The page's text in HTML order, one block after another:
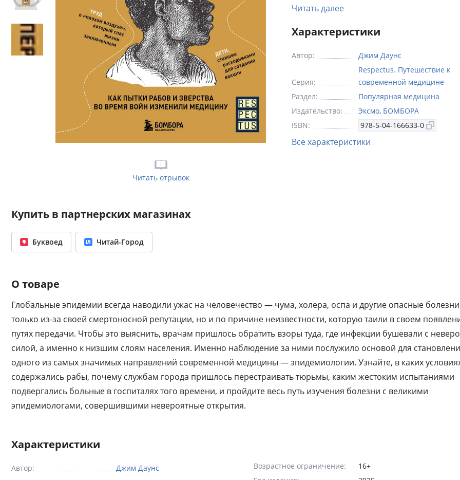
Читать отрывок
человечество — чума, холера, оспа и
смертоносной репутации, но и по
неизвестности, которую таили в своем
бушевали с невероятной силой, а
низшим слоям населения. Именно
ними послужило основой для
Читать далее
Характеристики
Автор: Джим Даунс
Серия:
Respectus. Путешествие к
современной медицине
Раздел:
Популярная медицина
Издательство:
Эксмо, БОМБОРА
ISBN:
978-5-04-166633-0
Все характеристики
Купить в партнерских магазинах
Буквоед Читай-Город
О товаре
Глобальные эпидемии всегда наводили ужас на человечество — чума, холера, оспа и другие опасные
только из-за своей смертоносной репутации, но и по причине неизвестности, которую таили в своем
путях передачи. Чтобы это выяснить, врачам пришлось обратить взоры туда, где инфекции бушевали с
силой, а именно к низшим слоям населения. Именно наблюдение за ними послужило основой для
одного из самых значимых направлений современной медицины — эпидемиологии. Узнайте, в каких
содержались рабы, почему службам города пришлось перестраивать тюрьмы, каким жестоким испытаниями
подвергались больные в госпиталях того времени, и пройдите весь путь изучения болезни с великими
эпидемиологами, совершившими невероятные открытия.
Характеристики
Автор: Джим Даунс Возрастное ограничение:
16+